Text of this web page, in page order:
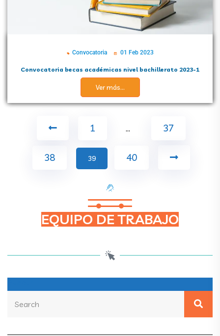
Convocatoria 01 Feb 2023
Convocatoria becas académicas nivel bachillerato 2023-1
Ver más...
1 … 37
38 39 40
EQUIPO DE TRABAJO